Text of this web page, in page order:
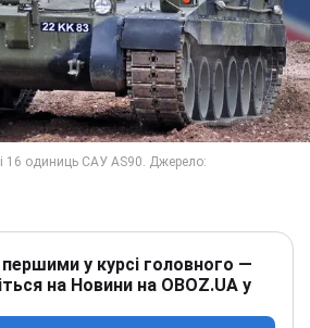
у курсі головного —
на Новини на OBOZ.UA у